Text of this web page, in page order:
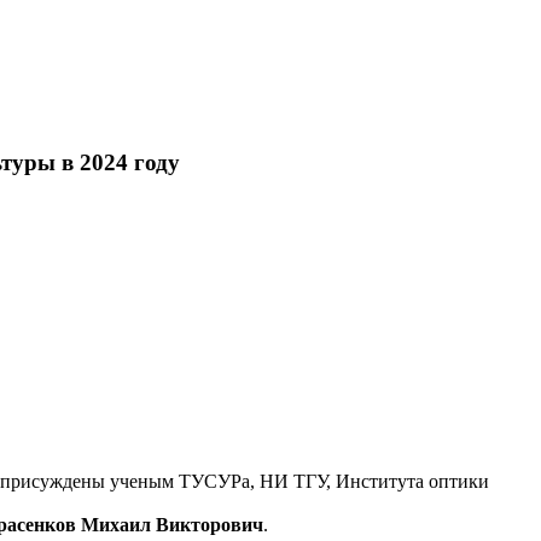
в 2024 году
присуждены ученым ТУСУРа, НИ ТГУ, Института оптики
Михаил Викторович.